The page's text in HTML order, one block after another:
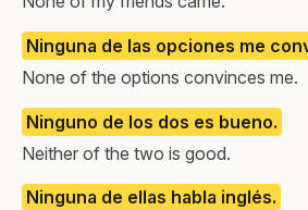
Ninguna de las opciones me
None of the options convinces me.
Ninguno de los dos es bueno.
Neither of the two is good.
Ninguna de ellas habla inglés.